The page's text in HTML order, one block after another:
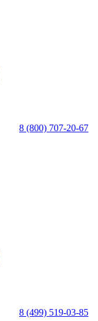
8 (800) 707-20-67
8 (499) 519-03-85